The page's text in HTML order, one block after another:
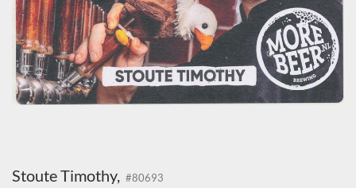
Stoute Timothy, #80693